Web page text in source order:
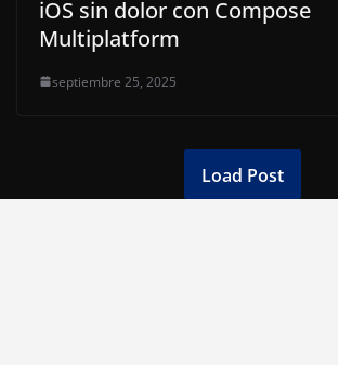
iOS sin dolor con Compose
Multiplatform
septiembre 25, 2025
Load Post